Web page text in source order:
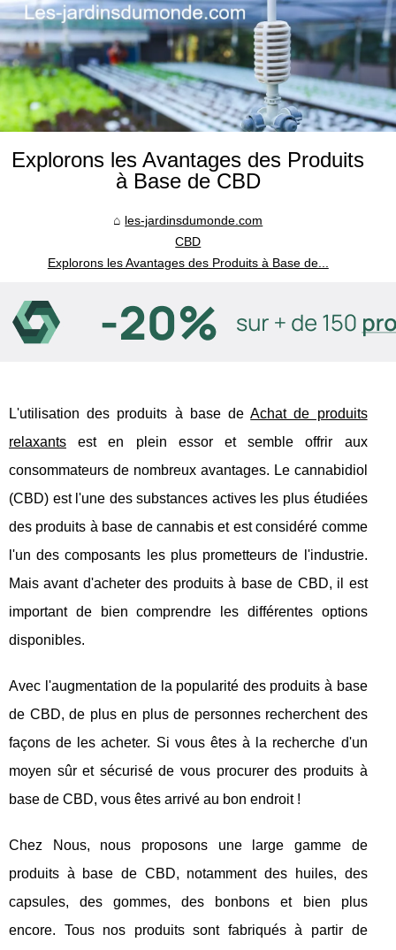
Explorons les Avantages des Produits
à Base de CBD
les-jardinsdumonde.com
CBD
Explorons les Avantages des Produits à Base de...
L'utilisation des produits à base deAchat de produits
relaxants est en plein essor et semble offrir aux
consommateurs de nombreux avantages. Le cannabidiol
(CBD) est l'une des substances actives les plus étudiées
des produits à base de cannabis et est considéré comme
l'un des composants les plus prometteurs de l'industrie.
Mais avant d'acheter des produits à base de CBD, il est
important de bien comprendre les différentes options
disponibles.
Avec l'augmentation de la popularité des produits à base
de CBD, de plus en plus de personnes recherchent des
façons de les acheter. Si vous êtes à la recherche d'un
moyen sûr et sécurisé de vous procurer des produits à
base de CBD, vous êtes arrivé au bon endroit !
Chez Nous, nous proposons une large gamme de
produits à base de CBD, notamment des huiles, des
capsules, des gommes, des bonbons et bien plus
encore. Tous nos produits sont fabriqués à partir de